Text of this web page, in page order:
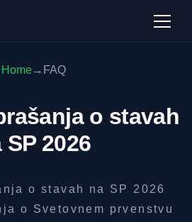
Home→ FAQ
o stavah
SP 2026
o stavah na SP 2026
o Svetovnem prvenstvu